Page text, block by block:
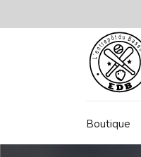
Boutique